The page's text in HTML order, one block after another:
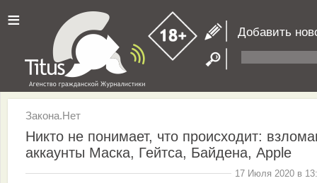
≡ Добавить
Закона.Нет
Никто не понимает, что происходит:
аккаунты Маска, Гейтса, Байдена, Apple
17 Июля 2020 в